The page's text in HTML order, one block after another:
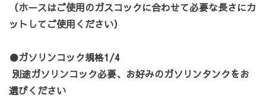
（ホースはご使用のガスコックに合わせて必要な長さにカ
ットしてご使用ください）
●ガソリンコック規格1/4
別途ガソリンコック必要、お好みのガソリンタンクをお
選びください